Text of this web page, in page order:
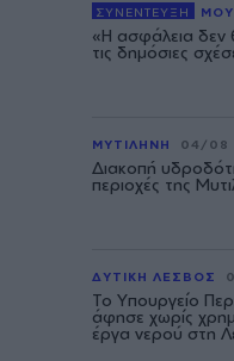
ΣΥΝΕΝΤΕΥΞΗ
«Η ασφάλεια δεν
τις δημόσιες
ΜΥΤΙΛΗΝΗ 04/08
Διακοπή
περιοχές της
ΔΥΤΙΚΗ ΛΕΣΒΟΣ
Το Υπουργείο
άφησε χωρίς
έργα νερού στη